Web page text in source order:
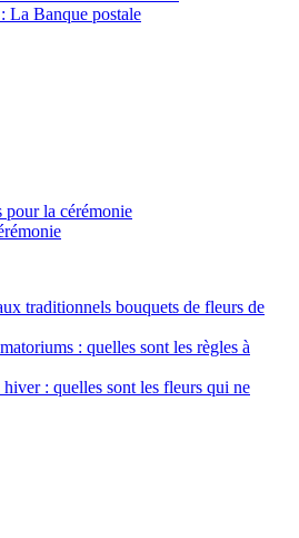
La Banque postale
pour la cérémonie
traditionnels bouquets de fleurs de
: quelles sont les règles à
: quelles sont les fleurs qui ne